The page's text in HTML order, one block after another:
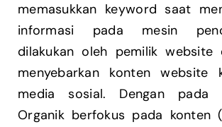
memasukkan keyword saat
informasi pada mesin
dilakukan oleh pemilik website
menyebarkan konten website
media sosial. Dengan pada
Organik berfokus pada konten